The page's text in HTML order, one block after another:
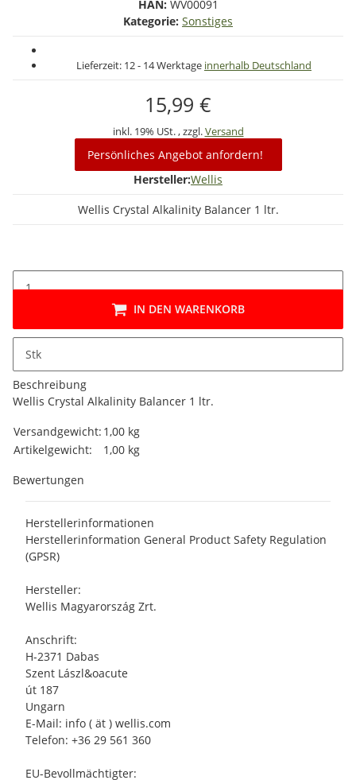
HAN: WV00091
Kategorie: Sonstiges
Lieferzeit: 12 - 14 Werktage innerhalb Deutschland
15,99 €
inkl. 19% USt. , zzgl.Versand
Persönliches Angebot anfordern!
Hersteller:Wellis
Wellis Crystal Alkalinity Balancer 1 ltr.
Stk
IN DEN WARENKORB
Beschreibung
Wellis Crystal Alkalinity Balancer 1 ltr.
Produkteigenschaft
Wert
Versandgewicht: 1,00 kg
Artikelgewicht:
1,00 kg
Bewertungen
Herstellerinformationen
Herstellerinformation General Product Safety Regulation
(GPSR)
Hersteller:
Wellis Magyarország Zrt.
Anschrift:
H-2371 Dabas
Szent Lászl&oacute
út 187
Ungarn
E-Mail: info ( ät ) wellis.com
Telefon: +36 29 561 360
EU-Bevollmächtigter: